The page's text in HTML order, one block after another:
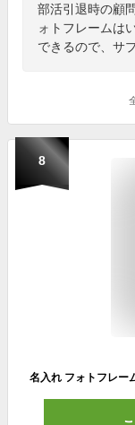
部活引退時の顧
ォトフレームは
できるので、サ
8